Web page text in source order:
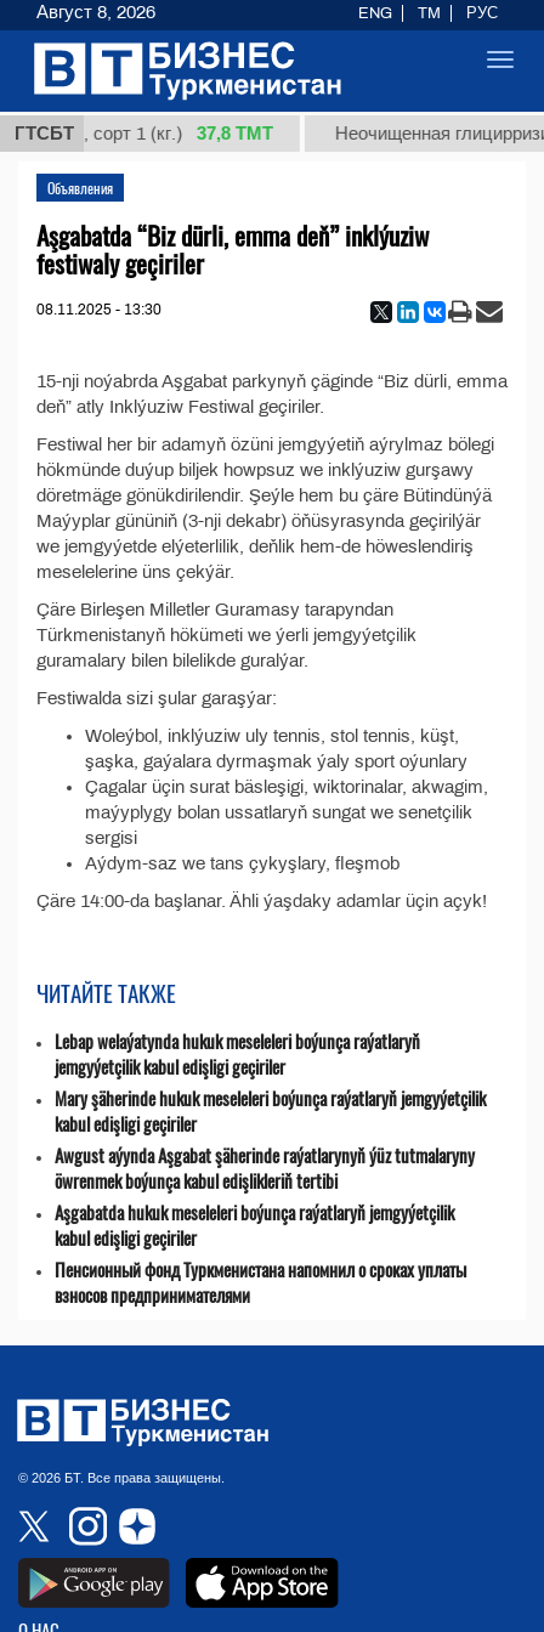
ГТСБТ сорт 1 (кг.) 37,8 ТМТ Неочищенная
Объявления
Aşgabatda “Biz dürli, emma deň” inklýuziw
festiwaly geçiriler
08.11.2025 - 13:30
15-nji noýabrda Aşgabat parkynyň çäginde “Biz dürli, emma
deň” atly Inklýuziw Festiwal geçiriler.
Festiwal her bir adamyň özüni jemgyýetiň aýrylmaz bölegi
hökmünde duýup biljek howpsuz we inklýuziw gurşawy
döretmäge gönükdirilendir. Şeýle hem bu çäre Bütindünýä
Maýyplar gününiň (3-nji dekabr) öňüsyrasynda geçirilýär
we jemgyýetde elýeterlilik, deňlik hem-de höweslendiriş
meselelerine üns çekýär.
Çäre Birleşen Milletler Guramasy tarapyndan
Türkmenistanyň hökümeti we ýerli jemgyýetçilik
guramalary bilen bilelikde guralýar.
Festiwalda sizi şular garaşýar:
Woleýbol, inklýuziw uly tennis, stol tennis, küşt,
şaşka, gaýalara dyrmaşmak ýaly sport oýunlary
Çagalar üçin surat bäsleşigi, wiktorinalar, akwagim,
maýyplygy bolan ussatlaryň sungat we senetçilik
sergisi
Aýdym-saz we tans çykyşlary, fleşmob
Çäre 14:00-da başlanar. Ähli ýaşdaky adamlar üçin açyk!
ЧИТАЙТЕ ТАКЖЕ
Lebap welaýatynda hukuk meseleleri boýunça raýatlaryň
jemgyýetçilik kabul edişligi geçiriler
Mary şäherinde hukuk meseleleri boýunça raýatlaryň jemgyýetçilik
kabul edişligi geçiriler
Awgust aýynda Aşgabat şäherinde raýatlarynyň ýüz tutmalaryny
öwrenmek boýunça kabul edişlikleriň tertibi
Aşgabatda hukuk meseleleri boýunça raýatlaryň jemgyýetçilik
kabul edişligi geçiriler
Пенсионный фонд Туркменистана напомнил о сроках уплаты
взносов предпринимателями
© 2026 БТ. Все права защищены.
Август 8, 2026 ENG TM РУС